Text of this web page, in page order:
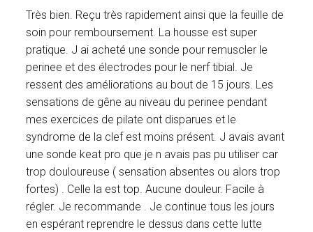
Très bien. Reçu très rapidement ainsi que la feuille de
soin pour remboursement. La housse est super
pratique. J ai acheté une sonde pour remuscler le
perinee et des électrodes pour le nerf tibial. Je
ressent des améliorations au bout de 15 jours. Les
sensations de gêne au niveau du perinee pendant
mes exercices de pilate ont disparues et le
syndrome de la clef est moins présent. J avais avant
une sonde keat pro que je n avais pas pu utiliser car
trop douloureuse ( sensation absentes ou alors trop
fortes) . Celle la est top. Aucune douleur. Facile à
régler. Je recommande . Je continue tous les jours
en espérant reprendre le dessus dans cette lutte